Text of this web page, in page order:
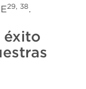
29, 38.
éxito